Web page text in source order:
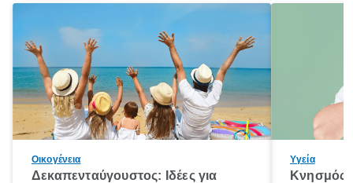
Οικογένεια
Δεκαπενταύγουστος: Ιδέες για
Υγεία
Κνησμός: